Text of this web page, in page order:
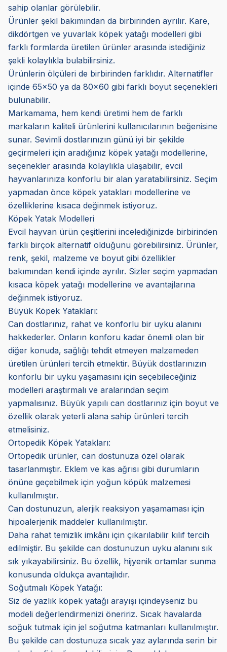
sahip olanlar görülebilir.
Ürünler şekil bakımından da birbirinden ayrılır. Kare,
dikdörtgen ve yuvarlak köpek yatağı modelleri gibi
farklı formlarda üretilen ürünler arasında istediğiniz
şekli kolaylıkla bulabilirsiniz.
Ürünlerin ölçüleri de birbirinden farklıdır. Alternatifler
içinde 65x50 ya da 80x60 gibi farklı boyut seçenekleri
bulunabilir.
Markamama, hem kendi üretimi hem de farklı
markaların kaliteli ürünlerini kullanıcılarının beğenisine
sunar. Sevimli dostlarınızın günü iyi bir şekilde
geçirmeleri için aradığınız köpek yatağı modellerine,
seçenekler arasında kolaylıkla ulaşabilir, evcil
hayvanlarınıza konforlu bir alan yaratabilirsiniz. Seçim
yapmadan önce köpek yatakları modellerine ve
özelliklerine kısaca değinmek istiyoruz.
Köpek Yatak Modelleri
Evcil hayvan ürün çeşitlerini incelediğinizde birbirinden
farklı birçok alternatif olduğunu görebilirsiniz. Ürünler,
renk, şekil, malzeme ve boyut gibi özellikler
bakımından kendi içinde ayrılır. Sizler seçim yapmadan
kısaca köpek yatağı modellerine ve avantajlarına
değinmek istiyoruz.
Büyük Köpek Yatakları:
Can dostlarınız, rahat ve konforlu bir uyku alanını
hakkederler. Onların konforu kadar önemli olan bir
diğer konuda, sağlığı tehdit etmeyen malzemeden
üretilen ürünleri tercih etmektir. Büyük dostlarınızın
konforlu bir uyku yaşamasını için seçebileceğiniz
modelleri araştırmalı ve aralarından seçim
yapmalısınız. Büyük yapılı can dostlarınız için boyut ve
özellik olarak yeterli alana sahip ürünleri tercih
etmelisiniz.
Ortopedik Köpek Yatakları:
Ortopedik ürünler, can dostunuza özel olarak
tasarlanmıştır. Eklem ve kas ağrısı gibi durumların
önüne geçebilmek için yoğun köpük malzemesi
kullanılmıştır.
Can dostunuzun, alerjik reaksiyon yaşamaması için
hipoalerjenik maddeler kullanılmıştır.
Daha rahat temizlik imkânı için çıkarılabilir kılıf tercih
edilmiştir. Bu şekilde can dostunuzun uyku alanını sık
sık yıkayabilirsiniz. Bu özellik, hijyenik ortamlar sunma
konusunda oldukça avantajlıdır.
Soğutmalı Köpek Yatağı:
Siz de yazlık köpek yatağı arayışı içindeyseniz bu
modeli değerlendirmenizi öneririz. Sıcak havalarda
soğuk tutmak için jel soğutma katmanları kullanılmıştır.
Bu şekilde can dostunuza sıcak yaz aylarında serin bir